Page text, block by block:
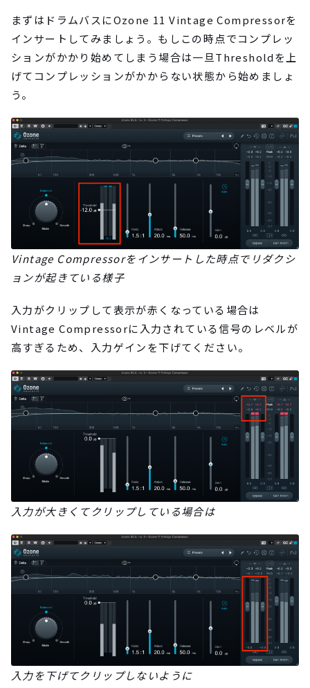
まずはドラムバスにOzone 11 Vintage Compressorを
インサートしてみましょう。もしこの時点でコンプレッ
ションがかかり始めてしまう場合は一旦Thresholdを上
げてコンプレッションがかからない状態から始めましょ
う。
Vintage Compressorをインサートした時点でリダクシ
ョンが起きている様子
入力がクリップして表示が赤くなっている場合は
Vintage Compressorに入力されている信号のレベルが
高すぎるため、入力ゲインを下げてください。
入力が大きくてクリップしている場合は
入力を下げてクリップしないように